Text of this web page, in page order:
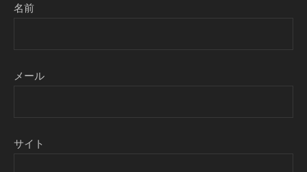
名前
メール
サイト